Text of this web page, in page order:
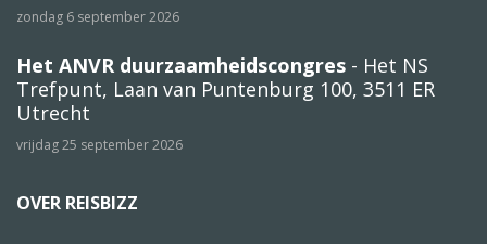
zondag 6 september 2026
Het ANVR duurzaamheidscongres - Het NS
Trefpunt, Laan van Puntenburg 100, 3511 ER
Utrecht
vrijdag 25 september 2026
OVER REISBIZZ